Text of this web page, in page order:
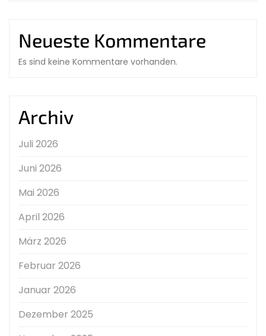
Neueste Kommentare
Es sind keine Kommentare vorhanden.
Archiv
Juli 2026
Juni 2026
Mai 2026
April 2026
März 2026
Februar 2026
Januar 2026
Dezember 2025